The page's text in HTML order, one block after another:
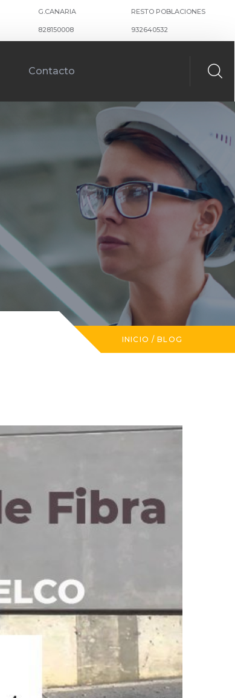
G.CANARIA
828150008
RESTO POBLACIONES
932640532
Contacto
INICIO / BLOG